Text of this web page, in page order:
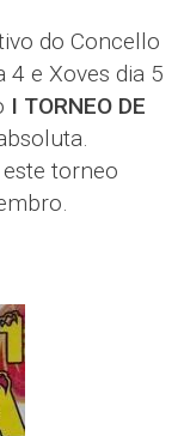
do Concello
4 e Xoves dia 5
I TORNEO DE
torneo